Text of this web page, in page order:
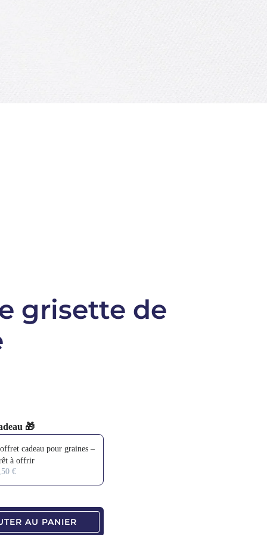
grisette de
🎁
and Next buttons to navigate through product add-ons, or scroll
cadeau pour graines –
à offrir
€
AU PANIER